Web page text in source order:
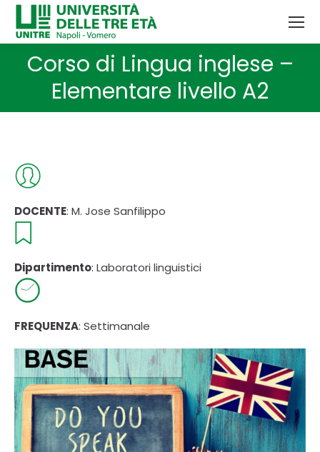
Corso di Lingua inglese –
Elementare livello A2
Tu sei qui:
DOCENTE: M. Jose Sanfilippo
Dipartimento: Laboratori linguistici
FREQUENZA: Settimanale